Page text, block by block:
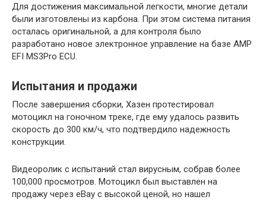
Для достижения максимальной легкости, многие детали
были изготовлены из карбона. При этом система питания
осталась оригинальной, а для контроля было
разработано новое электронное управление на базе AMP
EFI MS3Pro ECU.
Испытания и продажи
После завершения сборки, Хазен протестировал
мотоцикл на гоночном треке, где ему удалось развить
скорость до 300 км/ч, что подтвердило надежность
конструкции.
Видеоролик с испытаний стал вирусным, собрав более
100,000 просмотров. Мотоцикл был выставлен на
продажу через eBay с высокой ценой, но нашел